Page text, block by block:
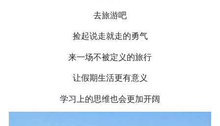
去旅游吧
捡起说走就走的勇气
来一场不被定义的旅行
让假期生活更有意义
学习上的思维也会更加开阔